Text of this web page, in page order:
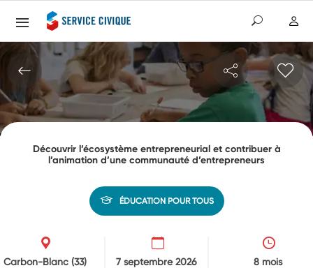
Découvrir l’écosystème entrepreneurial et contribuer à
l’animation d’une communauté d’entrepreneurs
ÉDUCATION POUR TOUS
Carbon-Blanc(33) 7 septembre 2026 8 mois